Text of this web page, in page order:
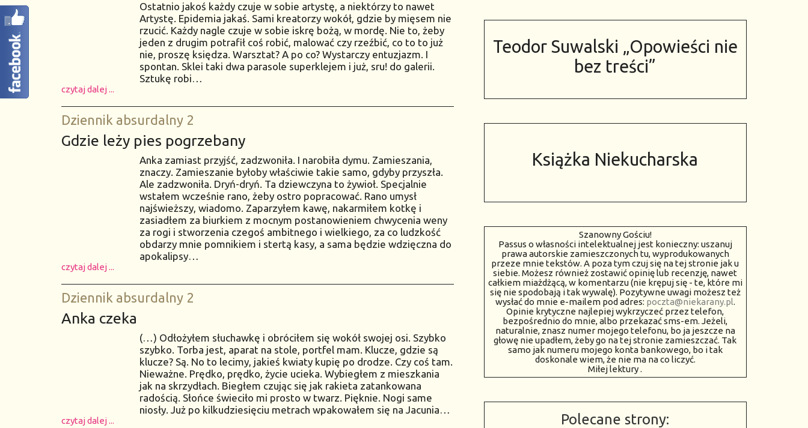
Ostatnio jakoś każdy czuje w sobie artystę, a niektórzy to nawet
Artystę. Epidemia jakaś. Sami kreatorzy wokół, gdzie by mięsem nie
rzucić. Każdy nagle czuje w sobie iskrę bożą, w mordę. Nie to, żeby
jeden z drugim potrafił coś robić, malować czy rzeźbić, co to to już
nie, proszę księdza. Warsztat? A po co? Wystarczy entuzjazm. I
spontan. Sklei taki dwa parasole superklejem i już, sru! do galerii.
Sztukę robi…
czytaj dalej ...
Dziennik absurdalny 2
Gdzie leży pies pogrzebany
Anka zamiast przyjść, zadzwoniła. I narobiła dymu. Zamieszania,
znaczy. Zamieszanie byłoby właściwie takie samo, gdyby przyszła.
Ale zadzwoniła. Dryń-dryń. Ta dziewczyna to żywioł. Specjalnie
wstałem wcześnie rano, żeby ostro popracować. Rano umysł
najświeższy, wiadomo. Zaparzyłem kawę, nakarmiłem kotkę i
zasiadłem za biurkiem z mocnym postanowieniem chwycenia weny
za rogi i stworzenia czegoś ambitnego i wielkiego, za co ludzkość
obdarzy mnie pomnikiem i stertą kasy, a sama będzie wdzięczna do
apokalipsy…
czytaj dalej ...
Dziennik absurdalny 2
Anka czeka
(…) Odłożyłem słuchawkę i obróciłem się wokół swojej osi. Szybko
szybko. Torba jest, aparat na stole, portfel mam. Klucze, gdzie są
klucze? Są. No to lecimy, jakieś kwiaty kupię po drodze. Czy coś tam.
Nieważne. Prędko, prędko, życie ucieka. Wybiegłem z mieszkania
jak na skrzydłach. Biegłem czując się jak rakieta zatankowana
radością. Słońce świeciło mi prosto w twarz. Pięknie. Nogi same
niosły. Już po kilkudziesięciu metrach wpakowałem się na Jacunia…
czytaj dalej ...
Teodor Suwalski „Opowieści nie
bez treści”
Książka Niekucharska
Szanowny Gościu!
Passus o własności intelektualnej jest konieczny: uszanuj
prawa autorskie zamieszczonych tu, wyprodukowanych
przeze mnie tekstów. A poza tym czuj się na tej stronie jak u
siebie. Możesz również zostawić opinię lub recenzję, nawet
całkiem miażdżącą, w komentarzu (nie krępuj się - te, które mi
się nie spodobają i tak wywalę). Pozytywne uwagi możesz też
wysłać do mnie e-mailem pod adres: poczta@niekarany.pl.
Opinie krytyczne najlepiej wykrzyczeć przez telefon,
bezpośrednio do mnie, albo przekazać sms-em. Jeżeli,
naturalnie, znasz numer mojego telefonu, bo ja jeszcze na
głowę nie upadłem, żeby go na tej stronie zamieszczać. Tak
samo jak numeru mojego konta bankowego, bo i tak
doskonale wiem, że nie ma na co liczyć.
Miłej lektury .
Polecane strony: